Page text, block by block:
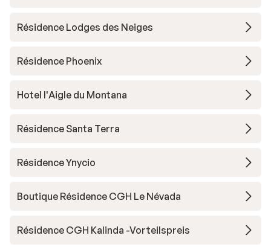
Résidence Lodges des Neiges
Résidence Phoenix
Hotel l'Aigle du Montana
Résidence Santa Terra
Résidence Ynycio
Boutique Résidence CGH Le Névada
Résidence CGH Kalinda -Vorteilspreis